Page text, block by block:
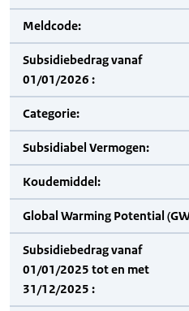
Meldcode:
Subsidiebedrag vanaf
01/01/2026 :
Categorie:
Subsidiabel Vermogen:
Koudemiddel:
Global Warming Potential
Subsidiebedrag vanaf
01/01/2025 tot en met
31/12/2025 :